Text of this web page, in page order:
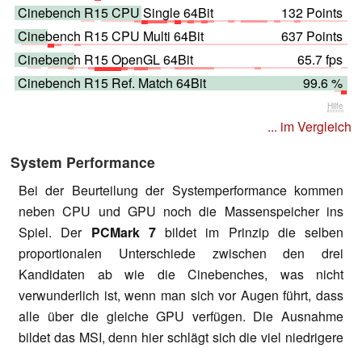
Cinebench R15 CPU Single 64Bit
132 Points
Cinebench R15 CPU Multi 64Bit
637 Points
Cinebench R15 OpenGL 64Bit
65.7 fps
Cinebench R15 Ref. Match 64Bit
99.6 %
Hilfe
... im Vergleich
System Performance
Bei der Beurteilung der Systemperformance kommen
neben CPU und GPU noch die Massenspeicher ins
Spiel. Der PCMark 7bildet im Prinzip die selben
proportionalen Unterschiede zwischen den drei
Kandidaten ab wie die Cinebenches, was nicht
verwunderlich ist, wenn man sich vor Augen führt, dass
alle über die gleiche GPU verfügen. Die Ausnahme
bildet das MSI, denn hier schlägt sich die viel niedrigere